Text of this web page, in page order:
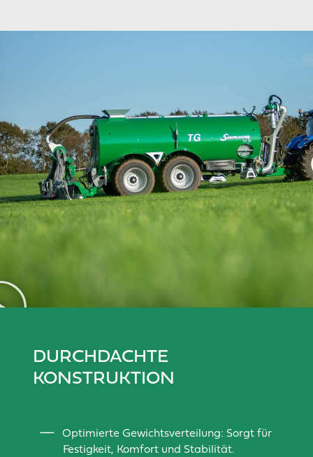
DURCHDACHTE
KONSTRUKTION
Optimierte Gewichtsverteilung: Sorgt für
Festigkeit, Komfort und Stabilität.